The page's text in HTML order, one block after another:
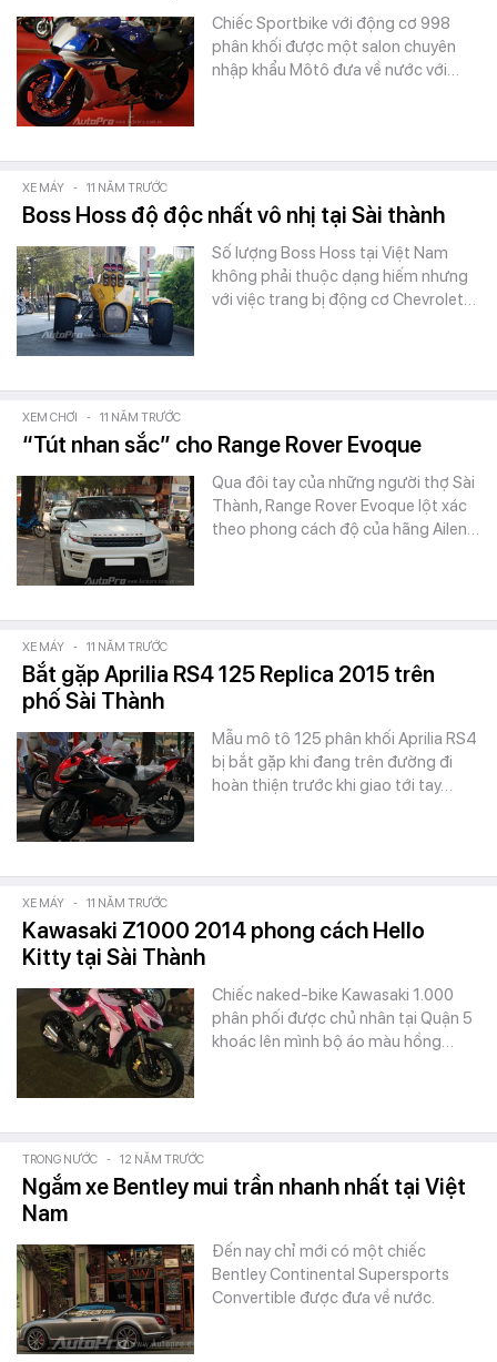
Chiếc Sportbike với động cơ 998
phân khối được một salon chuyên
nhập khẩu Môtô đưa về nước với…
XE MÁY - 11 NĂM TRƯỚC
Boss Hoss độ độc nhất vô nhị tại Sài thành
Số lượng Boss Hoss tại Việt Nam
không phải thuộc dạng hiếm nhưng
với việc trang bị động cơ Chevrolet…
XEM CHƠI - 11 NĂM TRƯỚC
“Tút nhan sắc” cho Range Rover Evoque
Qua đôi tay của những người thợ Sài
Thành, Range Rover Evoque lột xác
theo phong cách độ của hãng Ailen…
XE MÁY - 11 NĂM TRƯỚC
Bắt gặp Aprilia RS4 125 Replica 2015 trên
phố Sài Thành
Mẫu mô tô 125 phân khối Aprilia RS4
bị bắt gặp khi đang trên đường đi
hoàn thiện trước khi giao tới tay…
XE MÁY - 11 NĂM TRƯỚC
Kawasaki Z1000 2014 phong cách Hello
Kitty tại Sài Thành
Chiếc naked-bike Kawasaki 1.000
phân phối được chủ nhân tại Quận 5
khoác lên mình bộ áo màu hồng…
TRONG NƯỚC - 12 NĂM TRƯỚC
Ngắm xe Bentley mui trần nhanh nhất tại Việt
Nam
Đến nay chỉ mới có một chiếc
Bentley Continental Supersports
Convertible được đưa về nước.